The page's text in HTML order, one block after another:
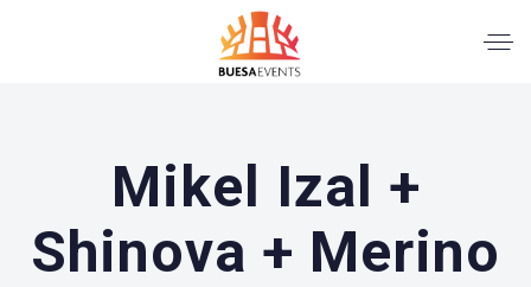
Mikel Izal +
Shinova + Merino